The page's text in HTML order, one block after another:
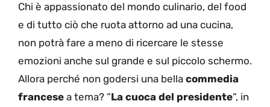
Chi è appassionato del mondo culinario, del food
e di tutto ciò che ruota attorno ad una cucina,
non potrà fare a meno di ricercare le stesse
emozioni anche sul grande e sul piccolo schermo.
Allora perché non godersi una bella commedia
francese a tema? “La cuoca del presidente“, in